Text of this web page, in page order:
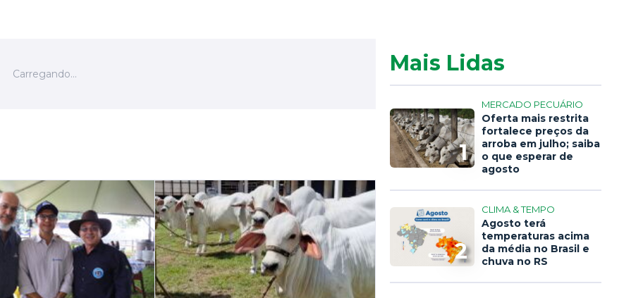
Mais Lidas
1
MERCADO PECUÁRIO
Oferta mais restrita
fortalece preços da
arroba em julho; saiba
o que esperar de
agosto
2
CLIMA & TEMPO
Agosto terá
temperaturas acima
da média no Brasil e
chuva no RS